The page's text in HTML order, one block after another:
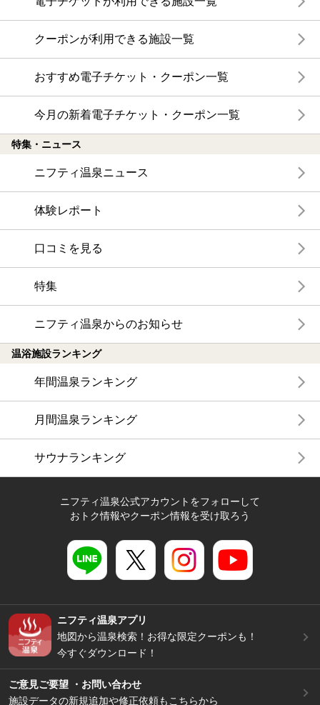
クーポンが利用できる施設一覧
おすすめ電子チケット・クーポン一覧
今月の新着電子チケット・クーポン一覧
特集・ニュース
ニフティ温泉ニュース
体験レポート
口コミを見る
特集
ニフティ温泉からのお知らせ
温浴施設ランキング
年間温泉ランキング
月間温泉ランキング
サウナランキング
ニフティ温泉公式アカウントをフォローして
おトク情報やクーポン情報を受け取ろう
ニフティ温泉アプリ
地図から温泉検索！お得な限定クーポンも！
今すぐダウンロード！
ご意見ご要望 ・お問い合わせ
施設データの新規追加や修正依頼もこちらから